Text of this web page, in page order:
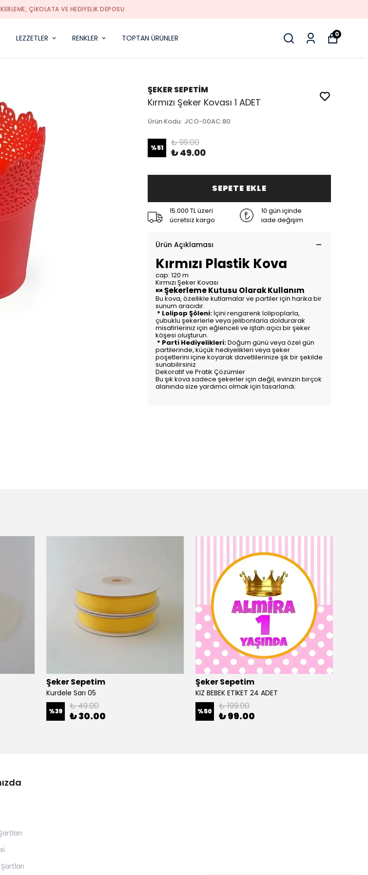
ÇIKOLATA VE HEDIYELIK DEPOSU
LEZZETLER RENKLER TOPTAN ÜRÜNLER 0
ŞEKER SEPETİM
Kırmızı Şeker Kovası 1 ADET
Ürün Kodu: JCO-00AC.80
%51 ₺ 99.00
₺ 49.00
SEPETE EKLE
15.000 TL üzeri
ücretsiz kargo
10 gün içinde
iade değişim
Ürün Açıklaması
Kırmızı Plastik Kova
cap: 120 m
Kırmızı Şeker Kovası
🍬 Şekerleme Kutusu Olarak Kullanım
Bu kova, özellikle kutlamalar ve partiler için harika bir
sunum aracıdır.
* Lolipop Şöleni: İçini rengarenk lolipoplarla,
çubuklu şekerlerle veya jelibonlarla doldurarak
misafirleriniz için eğlenceli ve iştah açıcı bir şeker
köşesi oluşturun.
* Parti Hediyelikleri:Doğum günü veya özel gün
partilerinde, küçük hediyelikleri veya şeker
poşetlerini içine koyarak davetlilerinize şık bir şekilde
sunabilirsiniz.
Dekoratif ve Pratik Çözümler
Bu şık kova sadece şekerler için değil, evinizin birçok
alanında size yardımcı olmak için tasarlandı:
Şeker Sepetim
Kurdele Sarı 05
%39 ₺ 49.00
₺ 30.00
Şeker Sepetim
KIZ BEBEK ETİKET 24 ADET
%50 ₺ 199.00
₺ 99.00